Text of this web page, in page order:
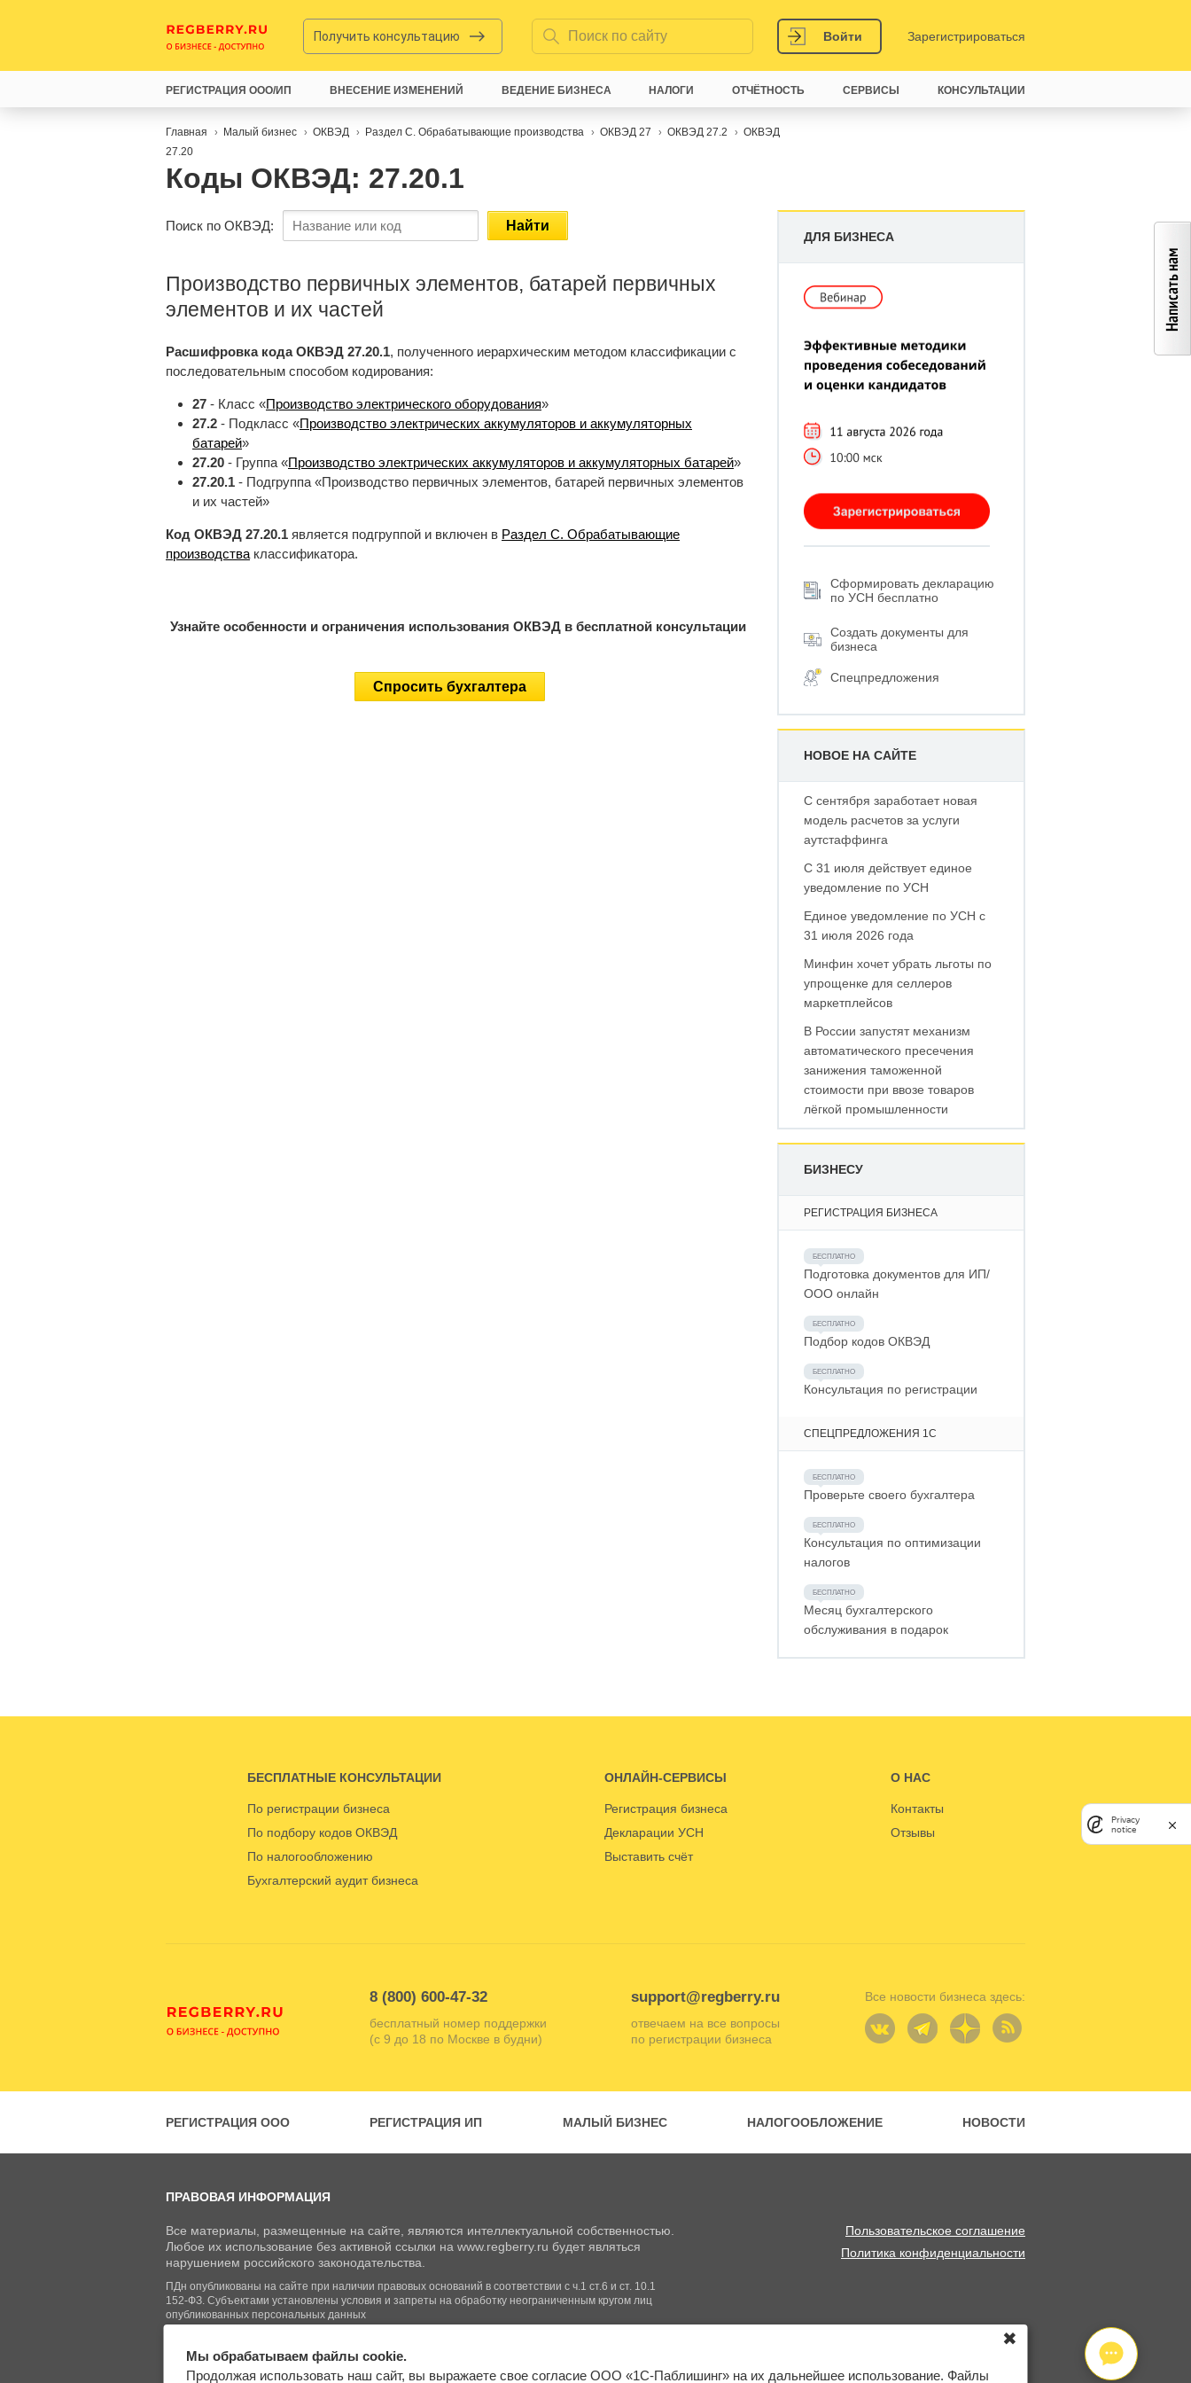
Получить консультацию Войти Зарегистрироваться
Главная Малый бизнес ОКВЭД Раздел C. Обрабатывающие производства ОКВЭД 27 ОКВЭД 27.2
ОКВЭД
27.20
Коды ОКВЭД: 27.20.1
Поиск по ОКВЭД: Найти
Производство первичных элементов, батарей первичных
элементов и их частей
Расшифровка кода ОКВЭД 27.20.1, полученного иерархическим методом классификации с
последовательным способом кодирования:
27 - Класс «Производство электрического оборудования»
27.2 - Подкласс «Производство электрических аккумуляторов и аккумуляторных
батарей»
27.20 - Группа «Производство электрических аккумуляторов и аккумуляторных батарей»
27.20.1 - Подгруппа «Производство первичных элементов, батарей первичных элементов
и их частей»
Код ОКВЭД 27.20.1 является подгруппой и включен в Раздел C. Обрабатывающие
производства классификатора.
Узнайте особенности и ограничения использования ОКВЭД в бесплатной консультации
Спросить бухгалтера
ДЛЯ БИЗНЕСА
Сформировать декларацию
по УСН бесплатно
Создать документы для
бизнеса
Спецпредложения
НОВОЕ НА САЙТЕ
С сентября заработает новая
модель расчетов за услуги
аутстаффинга
С 31 июля действует единое
уведомление по УСН
Единое уведомление по УСН с
31 июля 2026 года
Минфин хочет убрать льготы по
упрощенке для селлеров
маркетплейсов
В России запустят механизм
автоматического пресечения
занижения таможенной
стоимости при ввозе товаров
лёгкой промышленности
БИЗНЕСУ
РЕГИСТРАЦИЯ БИЗНЕСА
Подготовка документов для ИП/
ООО онлайн
Подбор кодов ОКВЭД
Консультация по регистрации
СПЕЦПРЕДЛОЖЕНИЯ 1С
Проверьте своего бухгалтера
Консультация по оптимизации
налогов
Месяц бухгалтерского
обслуживания в подарок
РЕГИСТРАЦИЯ ООО/ИП ВНЕСЕНИЕ ИЗМЕНЕНИЙ ВЕДЕНИЕ БИЗНЕСА НАЛОГИ ОТЧЁТНОСТЬ СЕРВИСЫ КОНСУЛЬТАЦИИ
БЕСПЛАТНЫЕ КОНСУЛЬТАЦИИ
По регистрации бизнеса
По подбору кодов ОКВЭД
По налогообложению
Бухгалтерский аудит бизнеса
ОНЛАЙН-СЕРВИСЫ
Регистрация бизнеса
Декларации УСН
Выставить счёт
О НАС
Контакты
Отзывы
8 (800) 600-47-32
бесплатный номер поддержки
(с 9 до 18 по Москве в будни)
support@regberry.ru
отвечаем на все вопросы
по регистрации бизнеса
Все новости бизнеса здесь:
РЕГИСТРАЦИЯ ООО РЕГИСТРАЦИЯ ИП МАЛЫЙ БИЗНЕС НАЛОГООБЛОЖЕНИЕ НОВОСТИ
ПРАВОВАЯ ИНФОРМАЦИЯ
Все материалы, размещенные на сайте, являются интеллектуальной собственностью.
Любое их использование без активной ссылки на www.regberry.ru будет являться
нарушением российского законодательства.
ПДн опубликованы на сайте при наличии правовых оснований в соответствии с ч.1 ст.6 и ст. 10.1
152-ФЗ. Субъектами установлены условия и запреты на обработку неограниченным кругом лиц
опубликованных персональных данных
Пользовательское соглашение
Политика конфиденциальности
© Regberry.ru, 2013–2026 Входим в группу
Мы обрабатываем файлы cookie.
Продолжая использовать наш сайт, вы выражаете свое согласие ООО «1С-Паблишинг» на их дальнейшее использование. Файлы
✖
Privacy
notice